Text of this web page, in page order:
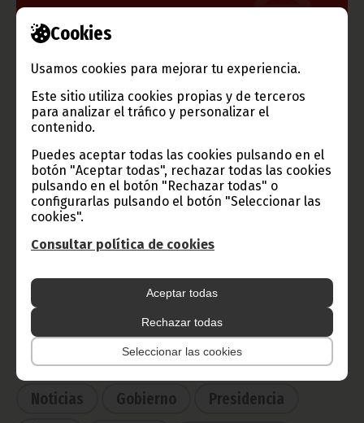
Cookies
Usamos cookies para mejorar tu experiencia.
Este sitio utiliza cookies propias y de terceros
para analizar el tráfico y personalizar el
contenido.
Puedes aceptar todas las cookies pulsando en el
botón "Aceptar todas", rechazar todas las cookies
pulsando en el botón "Rechazar todas" o
configurarlas pulsando el botón "Seleccionar las
cookies".
Consultar política de cookies
Aceptar todas
Rechazar todas
Seleccionar las cookies
Gobierno e Instituciones
Información de Guinea Ecuatorial
TVGE
Ecuatorial
CATEGORÍAS
Noticias Gobierno
Presidencia